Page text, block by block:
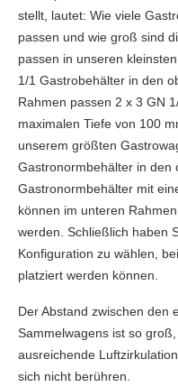
stellt, lautet: Wie viele
passen und wie groß sind
passen in unseren
1/1 Gastrobehälter in den
Rahmen passen 2 x 3 GN
maximalen Tiefe von 100
unserem größten
Gastronormbehälter in den
Gastronormbehälter mit
können im unteren
werden. Schließlich haben
Konfiguration zu wählen,
platziert werden können.
Der Abstand zwischen den
Sammelwagens ist so
ausreichende
sich nicht berühren.